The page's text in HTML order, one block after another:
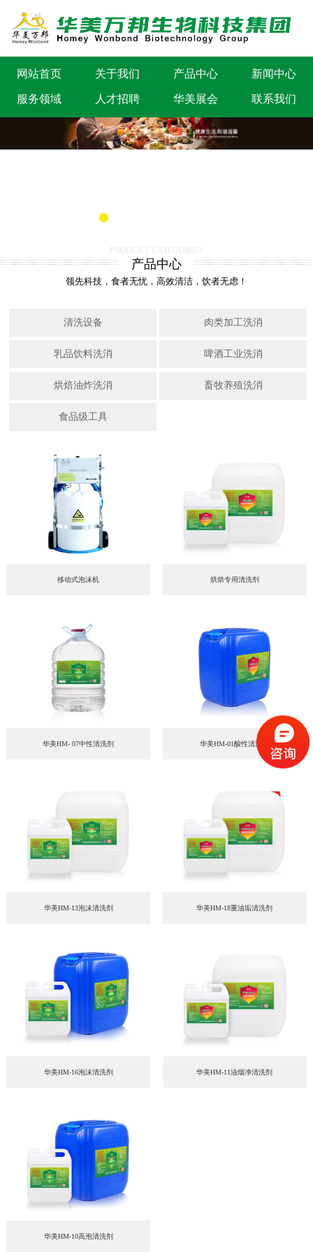
网站首页 关于我们 产品中心 新闻中心
服务领域 人才招聘 华美展会 联系我们
PRODUCT CATEGORIES
产品中心
领先科技，食者无忧，高效清洁，饮者无虑！
清洗设备 肉类加工洗消
乳品饮料洗消 啤酒工业洗消
烘焙油炸洗消 畜牧养殖洗消
食品级工具
移动式泡沫机 烘焙专用清洗剂
华美HM- 07中性清洗剂 华美HM-01酸性清洗剂
华美HM-13泡沫清洗剂 华美HM-18重油垢清洗剂
华美HM-16泡沫清洗剂 华美HM-11油烟净清洗剂
华美HM-10高泡清洗剂